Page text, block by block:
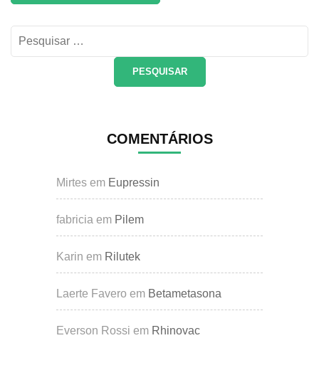
Pesquisar
por:
COMENTÁRIOS
Mirtes em Eupressin
fabricia em Pilem
Karin em Rilutek
Laerte Favero em Betametasona
Everson Rossi em Rhinovac